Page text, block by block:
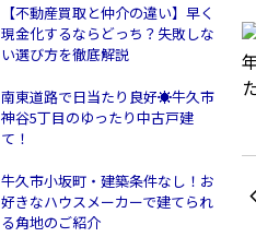
【不動産買取と仲介の違い】早く
現金化するならどっち？失敗しな
い選び方を徹底解説
南東道路で日当たり良好☀️牛久市
神谷5丁目のゆったり中古戸建
て！
牛久市小坂町・建築条件なし！お
好きなハウスメーカーで建てられ
る角地のご紹介